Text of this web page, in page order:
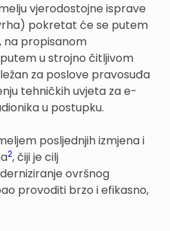
vjerodostojne isprave
pokretat će se putem
na propisanom
u strojno čitljivom
za poslove pravosuđa
tehničkih uvjeta za e-
u postupku.
posljednjih izmjena i
2, čiji je cilj
ovršnog
provoditi brzo i efikasno,